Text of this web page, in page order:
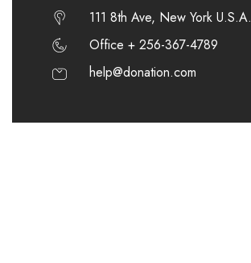
111 8th Ave, New York U.S.A.
Office + 256-367-4789
help@donation.com